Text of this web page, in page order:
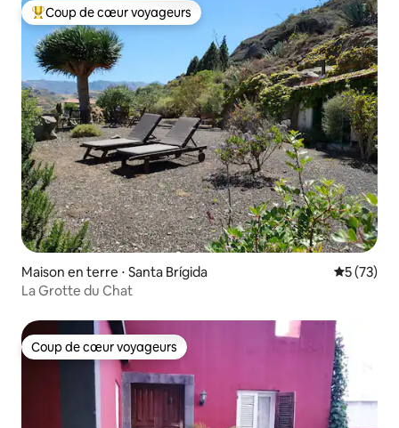
Coups de cœur voyageurs les plus appréciés
Coup de cœur voyageurs
Maison en terre ⋅ Santa Brígida
5 (73)
La Grotte du Chat
Coup de cœur voyageurs
Coup de cœur voyageurs